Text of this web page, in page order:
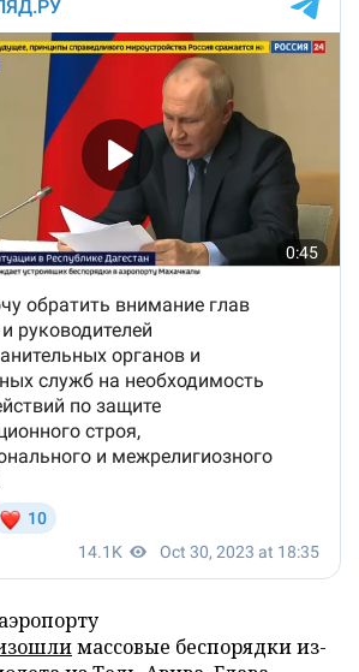
массовые беспорядки из-